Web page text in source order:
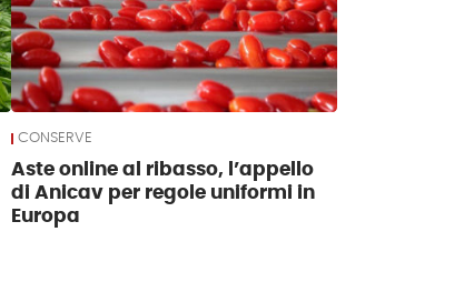
CONSERVE
Aste online al ribasso, l’appello
di Anicav per regole uniformi in
Europa